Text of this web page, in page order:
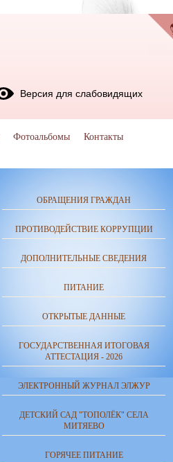
ОБРАЩЕНИЯ ГРАЖДАН
ПРОТИВОДЕЙСТВИЕ КОРРУПЦИИ
ДОПОЛНИТЕЛЬНЫЕ СВЕДЕНИЯ
ПИТАНИЕ
ОТКРЫТЫЕ ДАННЫЕ
ГОСУДАРСТВЕННАЯ ИТОГОВАЯ
АТТЕСТАЦИЯ - 2026
ЭЛЕКТРОННЫЙ ЖУРНАЛ ЭЛЖУР
ДЕТСКИЙ САД "ТОПОЛЁК" СЕЛА
МИТЯЕВО
ГОРЯЧЕЕ ПИТАНИЕ
Версия для слабовидящих
Фотоальбомы Контакты